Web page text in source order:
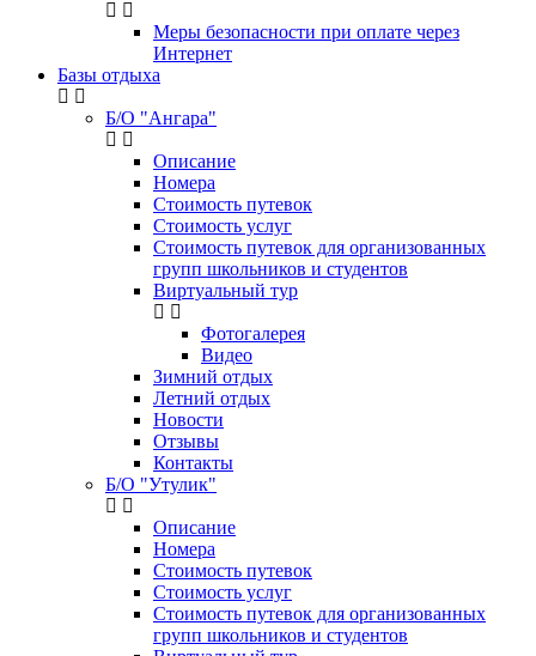
Меры безопасности при оплате через
Интернет
Базы отдыха
Б/О "Ангара"
Описание
Номера
Стоимость путевок
Стоимость услуг
Стоимость путевок для организованных
групп школьников и студентов
Виртуальный тур
Фотогалерея
Видео
Зимний отдых
Летний отдых
Новости
Отзывы
Контакты
Б/О "Утулик"
Описание
Номера
Стоимость путевок
Стоимость услуг
Стоимость путевок для организованных
групп школьников и студентов